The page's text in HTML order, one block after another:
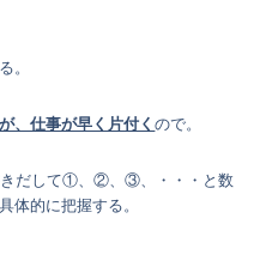
。
、仕事が早く片付くので。
きだして①、②、③、・・・と数
体的に把握する。